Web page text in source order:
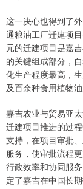
这一决心也得到了
通粮油工厂迁建项
元的迁建项目是嘉
的关键组成部分，
化生产程度最高，
及百余种食用植物
嘉吉农业与贸易亚
迁建项目推进的过
支持，在项目审批
服务，使审批流程
行政效率和协同服
定了嘉吉在中国长期